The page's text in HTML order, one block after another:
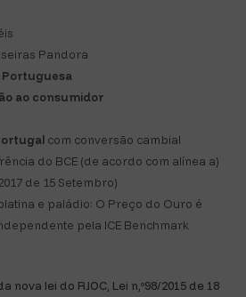
Pandora
Portuguesa
ao consumidor
com conversão cambial
do BCE (de acordo com alínea a)
de 15 Setembro)
e paládio: O Preço do Ouro é
pela ICE Benchmark
nova lei do RJOC, Lei n,º98/2015 de 18